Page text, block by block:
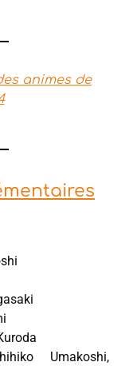
animes de
Umakoshi,